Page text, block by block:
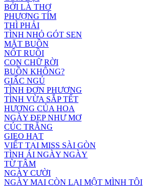
BỞI LÀ THƠ
PHƯỢNG TÍM
THÌ PHẢI
TÌNH NHỎ GÓT SEN
MẶT BUỒN
NỐT RUỒI
CON CHỮ RỜI
BUỒN KHÔNG?
GIẤC NGỦ
TÌNH ĐƠN PHƯƠNG
TÌNH VỪA SẮP TẾT
HƯƠNG CỦA HOA
NGÀY ĐẸP NHƯ MƠ
CÚC TRẮNG
GIEO HẠT
VIẾT TẠI MISS SÀI GÒN
TÌNH ÁI NGÀY NGÀY
TỪ TÂM
NGÀY CƯỜI
NGÀY MAI CÒN LẠI MỘT MÌNH TÔI